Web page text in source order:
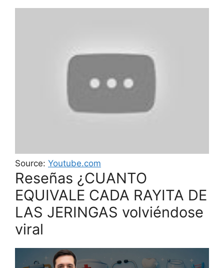
Source: Youtube.com
Reseñas ¿CUANTO
EQUIVALE CADA RAYITA DE
LAS JERINGAS volviéndose
viral